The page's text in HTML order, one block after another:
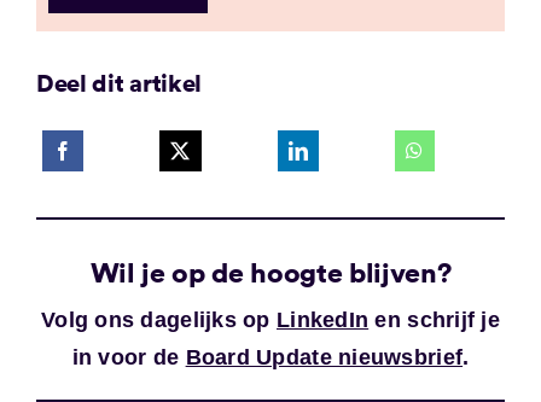
Deel dit artikel
Wil je op de hoogte blijven?
Volg ons dagelijks op LinkedIn en schrijf je
in voor de Board Update nieuwsbrief.